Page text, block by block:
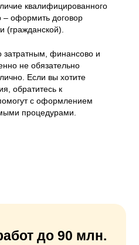
квалифицированного
– оформить договор
(гражданской).
затратным, финансово и
не обязательно
Если вы хотите
обратитесь к
с оформлением
процедурами.
до 90 млн.